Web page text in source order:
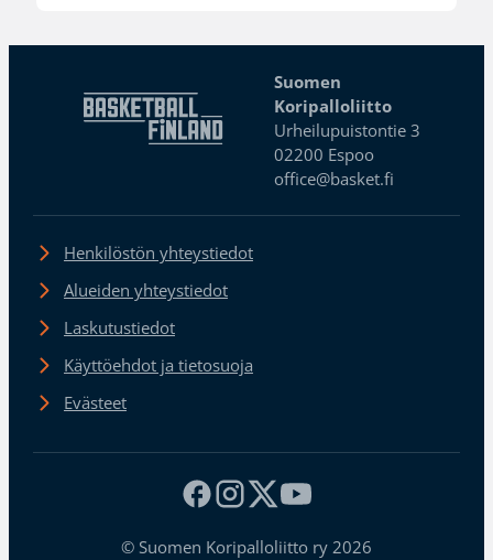
Suomen
Koripalloliitto
Urheilupuistontie 3
02200 Espoo
office@basket.fi
Henkilöstön yhteystiedot
Alueiden yhteystiedot
Laskutustiedot
Käyttöehdot ja tietosuoja
Evästeet
© Suomen Koripalloliitto ry 2026